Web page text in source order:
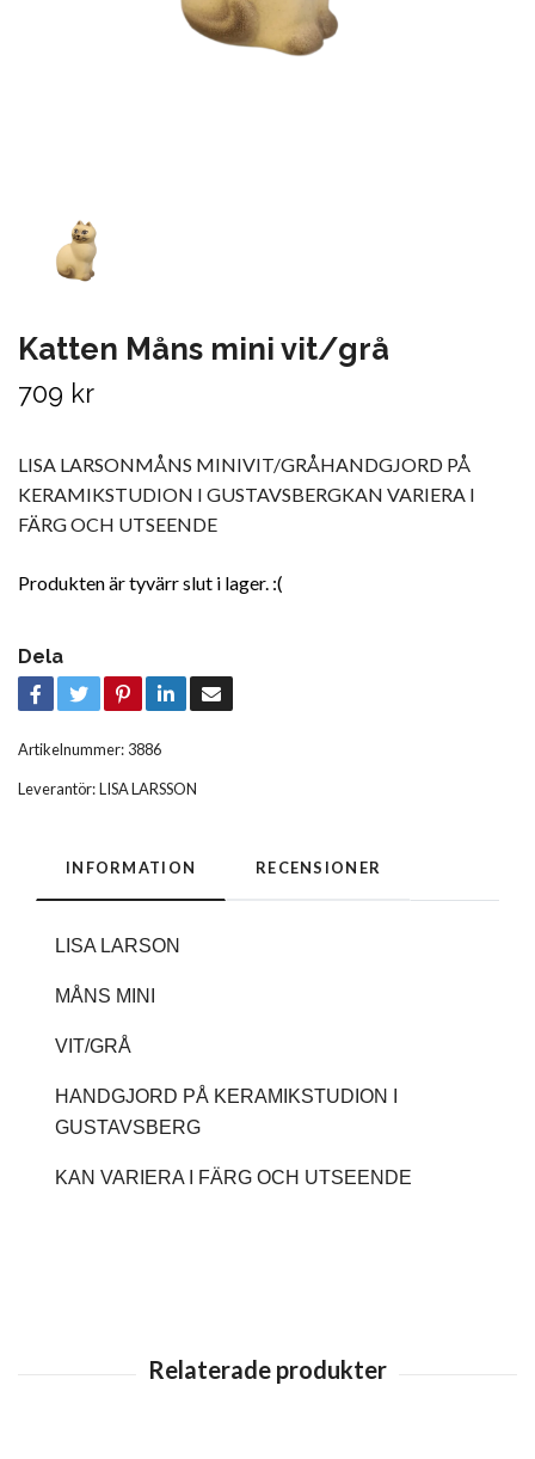
Katten Måns mini vit/grå
709 kr
LISA LARSONMÅNS MINIVIT/GRÅHANDGJORD PÅ
KERAMIKSTUDION I GUSTAVSBERGKAN VARIERA I
FÄRG OCH UTSEENDE
Produkten är tyvärr slut i lager. :(
Dela
Artikelnummer: 3886
Leverantör:LISA LARSSON
INFORMATION RECENSIONER
LISA LARSON
MÅNS MINI
VIT/GRÅ
HANDGJORD PÅ KERAMIKSTUDION I
GUSTAVSBERG
KAN VARIERA I FÄRG OCH UTSEENDE